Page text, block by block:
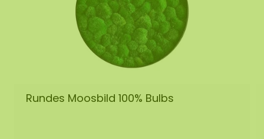
Rundes Moosbild 100% Bulbs